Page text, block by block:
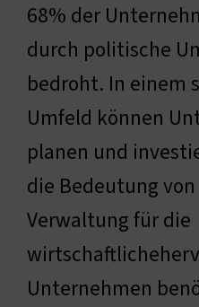
68% der
durch politische
bedroht. In einem
Umfeld können
planen und
die Bedeutung
Verwaltung für die
Unternehmen